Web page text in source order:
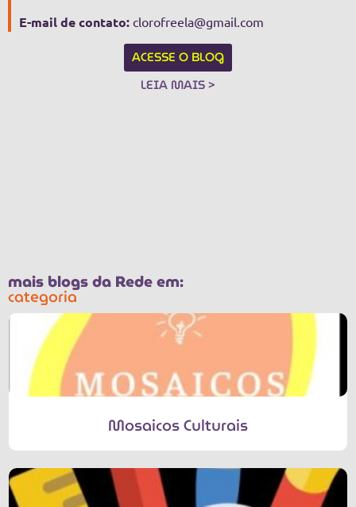
E-mail de contato: clorofreela@gmail.com
ACESSE O BLOG
LEIA MAIS >
mais blogs da Rede em:
categoria
Mosaicos Culturais